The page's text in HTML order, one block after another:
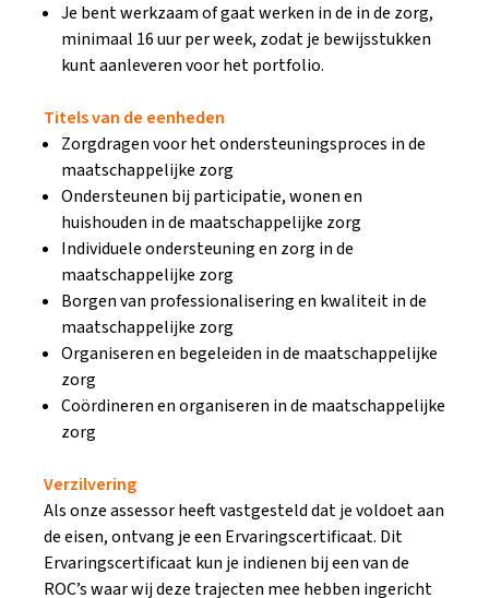
Je bent werkzaam of gaat werken in de in de zorg,
minimaal 16 uur per week, zodat je bewijsstukken
kunt aanleveren voor het portfolio.
Titels van de eenheden
Zorgdragen voor het ondersteuningsproces in de
maatschappelijke zorg
Ondersteunen bij participatie, wonen en
huishouden in de maatschappelijke zorg
Individuele ondersteuning en zorg in de
maatschappelijke zorg
Borgen van professionalisering en kwaliteit in de
maatschappelijke zorg
Organiseren en begeleiden in de maatschappelijke
zorg
Coördineren en organiseren in de maatschappelijke
zorg
Verzilvering
Als onze assessor heeft vastgesteld dat je voldoet aan
de eisen, ontvang je een Ervaringscertificaat. Dit
Ervaringscertificaat kun je indienen bij een van de
ROC’s waar wij deze trajecten mee hebben ingericht